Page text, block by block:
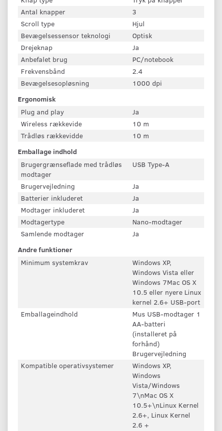
Antal knapper
3
Scroll type
Hjul
Bevægelsessensor teknologi
Optisk
Drejeknap
Ja
Anbefalet brug
PC/notebook
Frekvensbånd
2.4
Bevægelsesopløsning
1000 dpi
Ergonomisk
Plug and play
Ja
Wireless rækkevide
10 m
Trådløs rækkevidde
10 m
Emballage indhold
Brugergrænseflade med trådløs
modtager
USB Type-A
Brugervejledning
Ja
Batterier inkluderet
Ja
Modtager inkluderet
Ja
Modtagertype
Nano-modtager
Samlende modtager
Ja
Andre funktioner
Minimum systemkrav
Windows XP,
Windows Vista eller
Windows 7Mac OS X
10.5 eller nyere Linux
kernel 2.6+ USB-port
Emballageindhold
Mus USB-modtager 1
AA-batteri
(installeret på
forhånd)
Brugervejledning
Kompatible operativsystemer
Windows XP,
Windows
Vista/Windows
7\nMac OS X
10.5+\nLinux Kernel
2.6+, Linux Kernel
2.6 +